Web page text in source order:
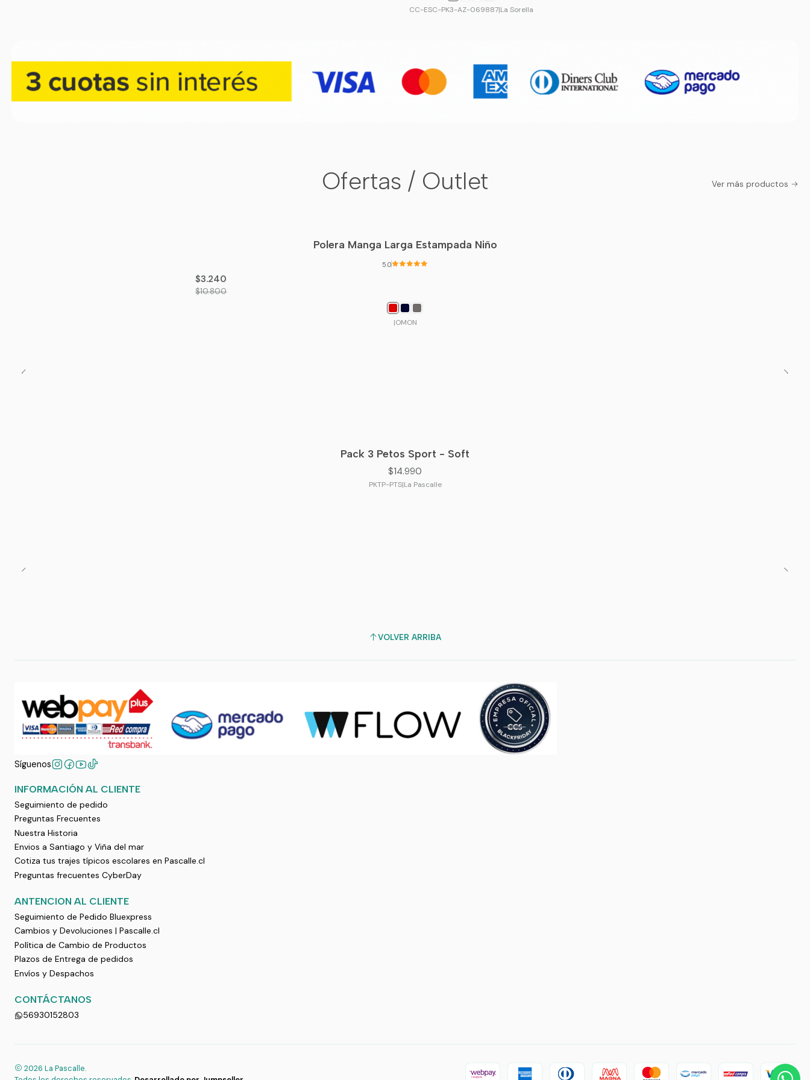
CC-ESC-PK3-AZ-069887|La Sorella
Ofertas / Outlet Ver más productos
Polera Manga Larga Estampada Niño
5.0
$3.240
$10.800
|OMON
Pack 3 Petos Sport - Soft
$14.990
PKTP-PTS|La Pascalle
VOLVER ARRIBA
Síguenos
INFORMACIÓN AL CLIENTE
Seguimiento de pedido
Preguntas Frecuentes
Nuestra Historia
Envios a Santiago y Viña del mar
Cotiza tus trajes típicos escolares en Pascalle.cl
Preguntas frecuentes CyberDay
ANTENCION AL CLIENTE
Seguimiento de Pedido Bluexpress
Cambios y Devoluciones | Pascalle.cl
Política de Cambio de Productos
Plazos de Entrega de pedidos
Envíos y Despachos
CONTÁCTANOS
56930152803
2026 La Pascalle.